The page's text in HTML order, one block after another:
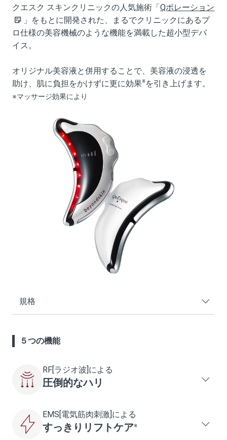
クエスク スキンクリニックの人気施術「Qポレーション
」をもとに開発された、まるでクリニックにあるプ
ロ仕様の美容機械のような機能を満載した超小型デバ
イス。
オリジナル美容液と併用することで、美容液の浸透を
助け、肌に負担をかけずに更に効果※を引き上げます。
※マッサージ効果により
規格
５つの機能
RF[ラジオ波]による
圧倒的なハリ
EMS[電気筋肉刺激]による
すっきりリフトケア※